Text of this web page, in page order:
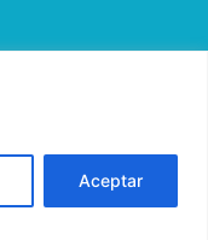
Aceptar